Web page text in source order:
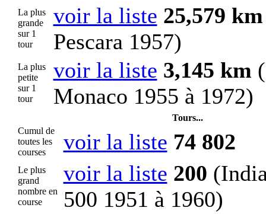
La plus
grande
sur 1
tour
voir la liste 25,579 km
Pescara 1957)
La plus
petite
sur 1
tour
voir la liste 3,145 km
Monaco 1955 à 1972)
Tours...
Cumul de
toutes les
courses
voir la liste 74 802
Le plus
grand
nombre en
course
voir la liste 200
500 1951 à 1960)